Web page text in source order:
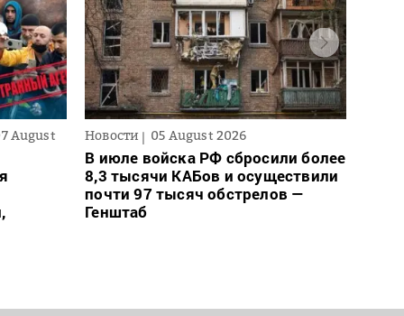
August Новости 05 August 2026
В июле войска РФ сбросили более
8,3 тысячи КАБов и осуществили
почти 97 тысяч обстрелов —
Генштаб